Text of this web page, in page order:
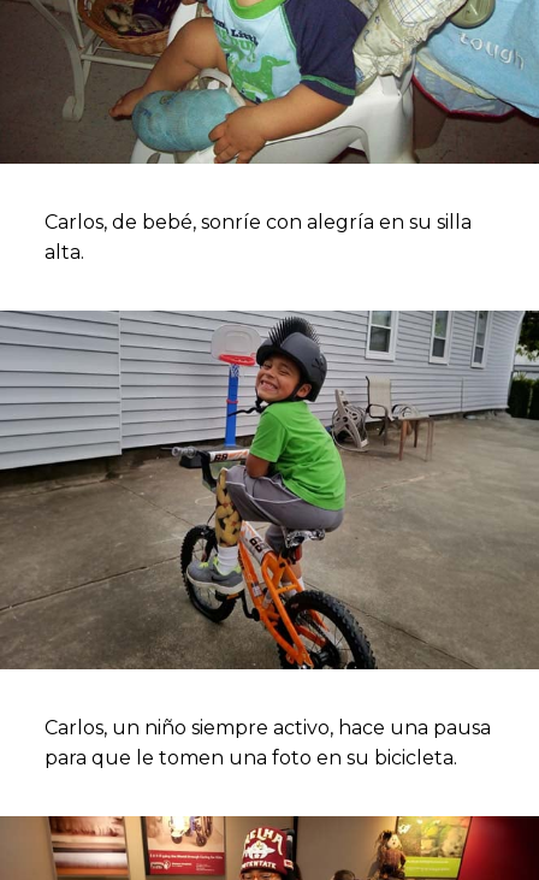
Carlos, de bebé, sonríe con alegría en su silla
alta.
Carlos, un niño siempre activo, hace una pausa
para que le tomen una foto en su bicicleta.